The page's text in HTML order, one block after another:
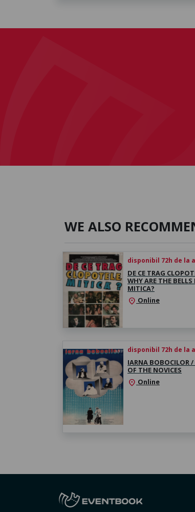
WE ALSO
disponibil 72h de
DE CE TRAG
WHY ARE THE
MITICA?
location_on Online
disponibil 72h de la
IARNA BOBOCILOR
OF THE NOVICES
location_on Online